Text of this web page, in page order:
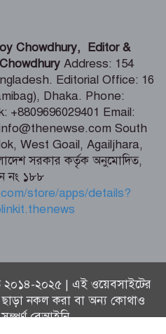
ওপর নিয়ন্ত্রণ নয়, প্রয়োজন
কাঠামো: তথ্য ও সম্প্রচারমন্ত্রী
প্রতিষ্ঠায় স্বাধীন ও শক্তিশালী
বিকল্প নেই -মির্জা ফখরুল
থেকে আবু সাঈদের ছবি-
বাদ দেওয়া হয়েছিল
Chowdhury, Editor &
Address: 154
Editorial Office: 16
Dhaka. Phone:
+8809696029401 Email:
South
West Goail, Agailjhara,
সরকার কর্তৃক অনুমোদিত,
নং ১৮৮
২০১৪-২০২৫ | এই ওয়েবসাইটের
নকল করা বা অন্য কোথাও
বেআইনি